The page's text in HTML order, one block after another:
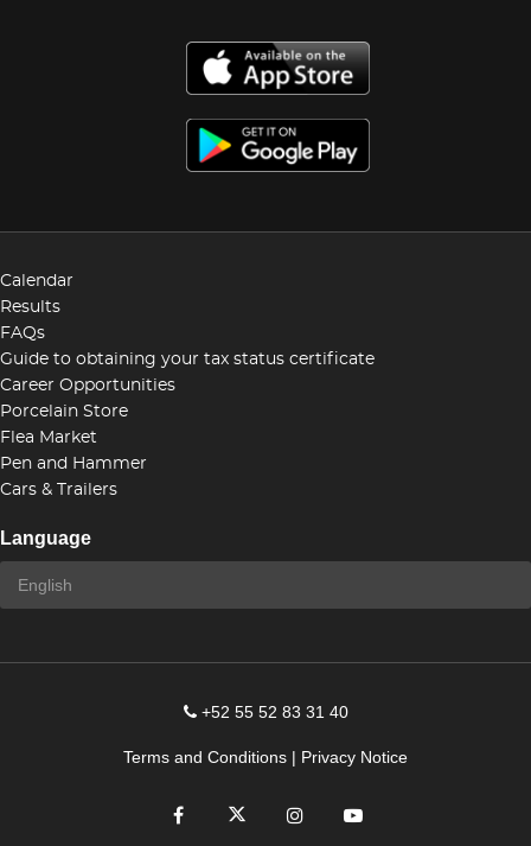
Calendar
Results
FAQs
Guide to obtaining your tax status certificate
Career Opportunities
Porcelain Store
Flea Market
Pen and Hammer
Cars & Trailers
Language
+52 55 52 83 31 40
Terms and Conditions | Privacy Notice